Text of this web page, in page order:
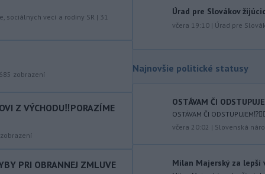
sankcie uvalené na irackú leteckú
spoločnosť Fly Baghdad, ktorú
predtým zaradili na sankčný zoznam
okresy na západnom a južnom
Slovensku a niektoré okresy v strede
a na východe krajiny vydal Slovenský
vysokými teplotami.
sociálnych vecí a rodiny SR | 31
zobrazení
Z VÝCHODU‼️PORAZÍME
zobrazení
PRI OBRANNEJ ZMLUVE
Úrad pre Slovákov
včera 19:10 | Úrad pre
Najnovšie politické statusy
OSTÁVAM ČI
OSTÁVAM ČI
včera 20:02 | Slovenská
Milan Majerský za lepší